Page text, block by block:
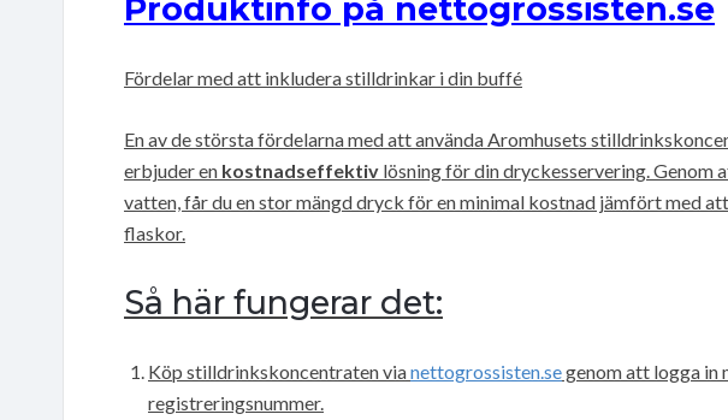
Produktinfo på nettogrossisten.se
Fördelar med att inkludera stilldrinkar i din buffé
En av de största fördelarna med att använda Aromhusets
erbjuder en kostnadseffektiv lösning för din dryckesservering. Genom
vatten, får du en stor mängd dryck för en minimal kostnad jämfört med
flaskor.
Så här fungerar det:
Köp stilldrinkskoncentraten vianettogrossisten.segenom att logga in
registreringsnummer.